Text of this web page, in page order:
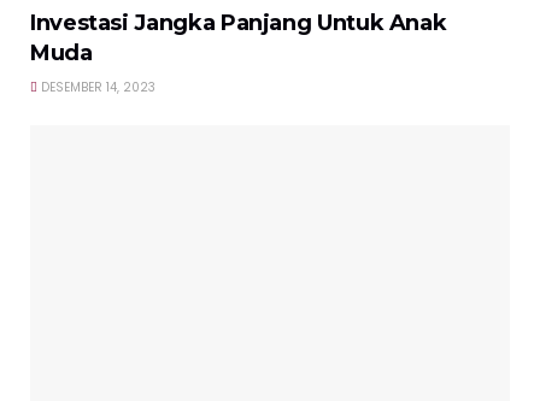
Investasi Jangka Panjang Untuk Anak
Muda
DESEMBER 14, 2023